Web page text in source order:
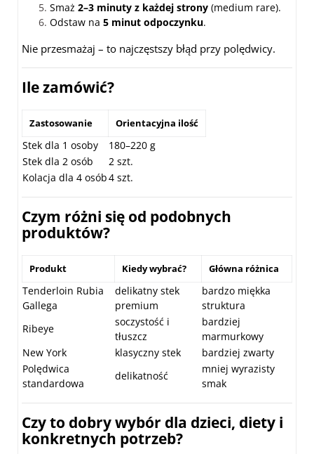
Smaż 2–3 minuty z każdej strony (medium rare).
Odstaw na 5 minut odpoczynku.
Nie przesmażaj – to najczęstszy błąd przy polędwicy.
Ile zamówić?
Zastosowanie Orientacyjna ilość
Stek dla 1 osoby
180–220 g
Stek dla 2 osób
2 szt.
Kolacja dla 4 osób4 szt.
Czym różni się od podobnych
produktów?
Produkt Kiedy wybrać? Główna różnica
Tenderloin Rubia
Gallega
delikatny stek
premium
bardzo miękka
struktura
Ribeye
soczystość i
tłuszcz
bardziej
marmurkowy
New York
klasyczny stek
bardziej zwarty
Polędwica
standardowa
delikatność
mniej wyrazisty
smak
Czy to dobry wybór dla dzieci, diety i
konkretnych potrzeb?